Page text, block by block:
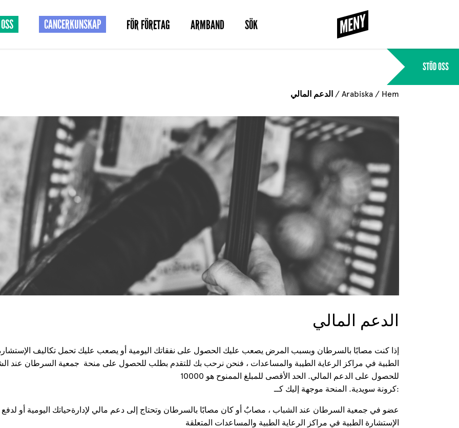
CANCERKUNSKAP FÖR FÖRETAG ARMBAND SÖK STÄNG
MENY
STÖD OSS
Hem
/
Arabiska
/ الدعم المالي
الدعم المالي
إذا كنت مصابًا بالسرطان وبسبب المرض يصعب عليك الحصول على نفقاتك اليومية أو يصعب عليك تحمل تكاليف
الطبية في مراكز الرعاية الطيبة والمساعدات ، فنحن نرحب بك للتقدم بطلب للحصول على منحة جمعية السرطان عند
للحصول على الدعم المالي. الحد الأقصى للمبلغ الممنوح هو 10000
:كرونة سويدية. المنحة موجهة إليك كــ
عضو في جمعية السرطان عند الشباب ، مصابٌ أو كان مصابًا بالسرطان وتحتاج إلى دعم مالي لإدارةحياتك اليومية أو لدفع
الإستشارة الطبية في مراكز الرعاية الطبية والمساعدات المتعلقة